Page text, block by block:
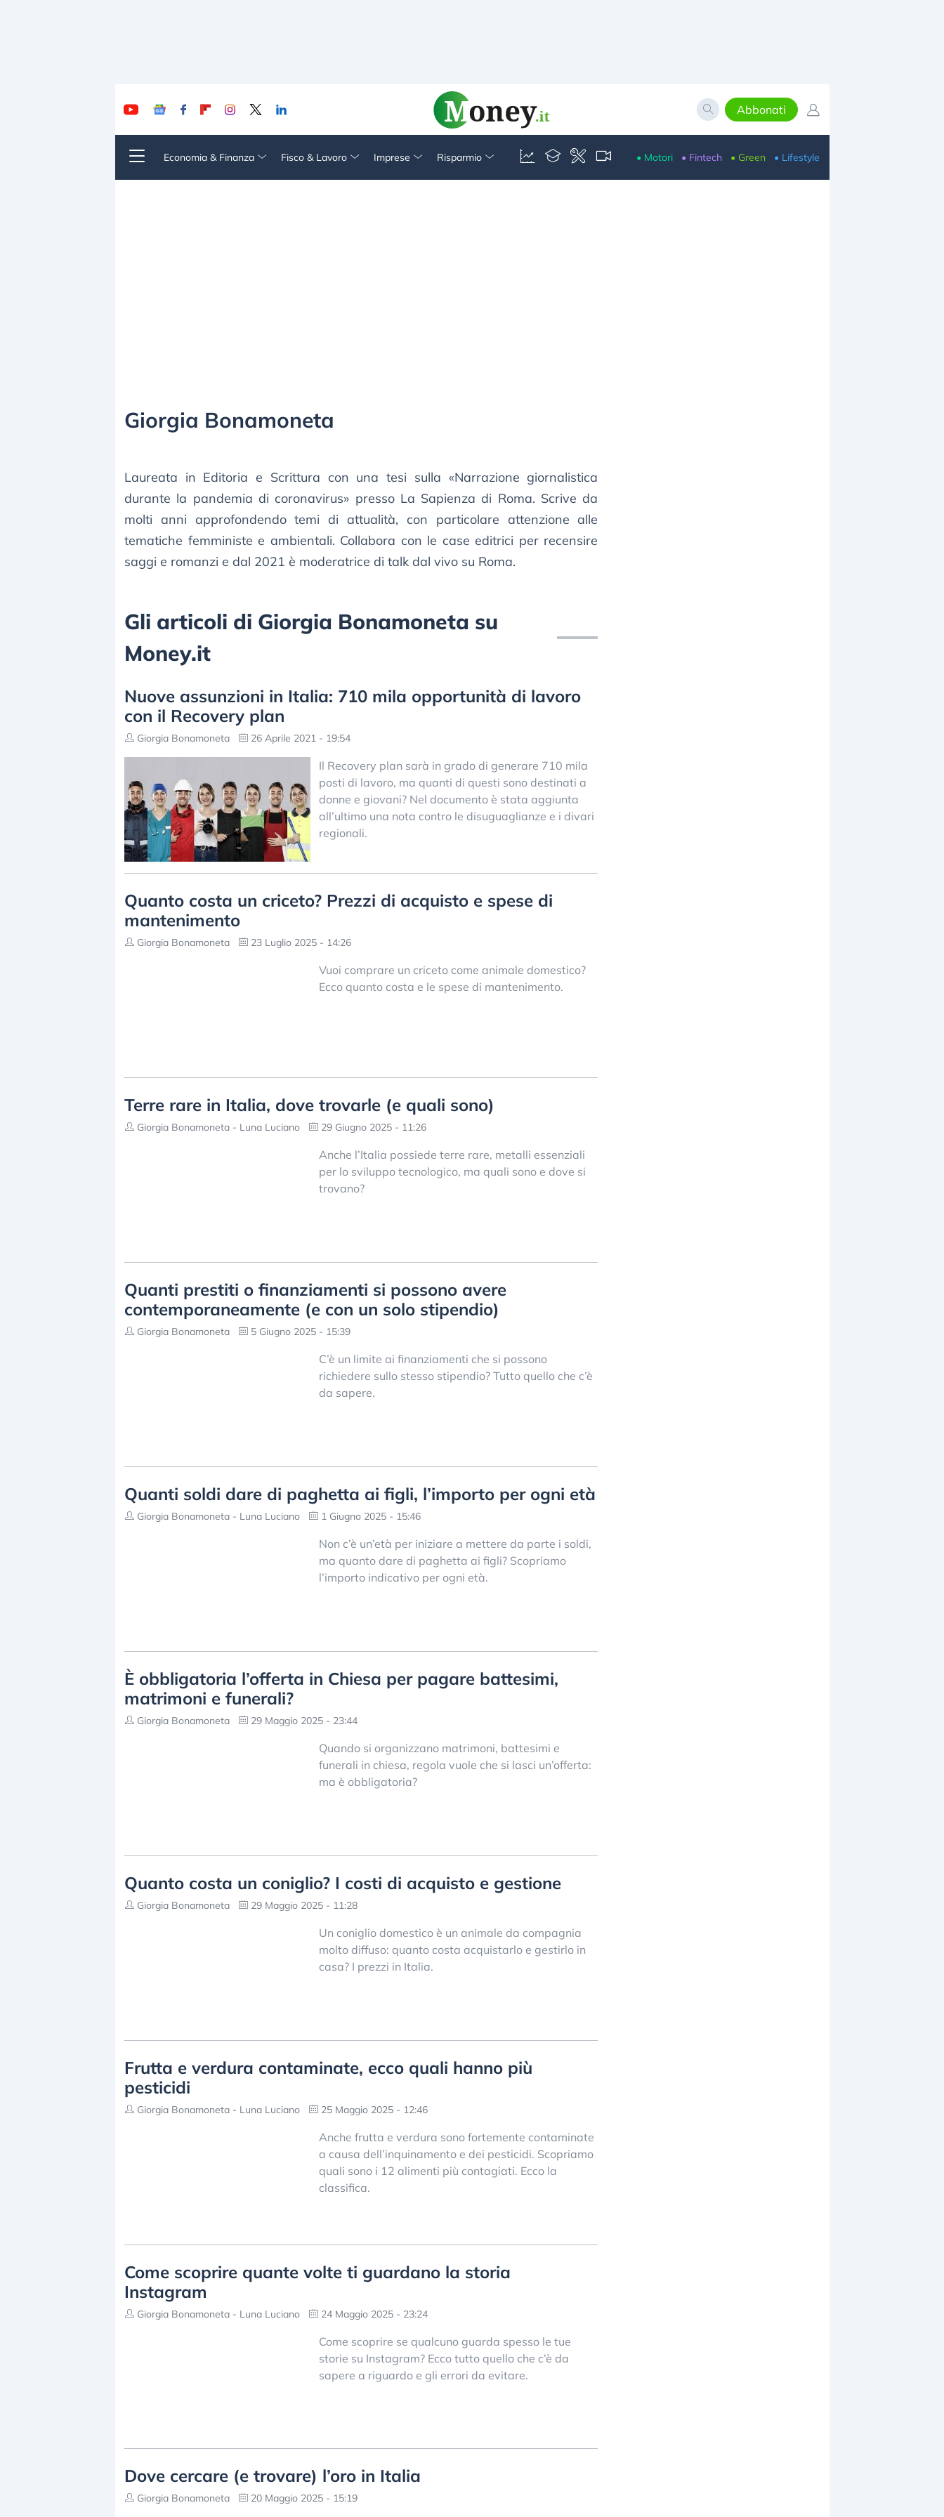
Abbonati
Economia & Finanza Fisco & Lavoro Imprese Risparmio • Motori • Fintech • Green • Lifestyle
Giorgia Bonamoneta
Laureata in Editoria e Scrittura con una tesi sulla «Narrazione giornalistica
durante la pandemia di coronavirus» presso La Sapienza di Roma. Scrive da
molti anni approfondendo temi di attualità, con particolare attenzione alle
tematiche femministe e ambientali. Collabora con le case editrici per recensire
saggi e romanzi e dal 2021 è moderatrice di talk dal vivo su Roma.
Gli articoli di Giorgia Bonamoneta su
Money.it
Nuove assunzioni in Italia: 710 mila opportunità di lavoro
con il Recovery plan
Giorgia Bonamoneta 26 Aprile 2021 - 19:54
Il Recovery plan sarà in grado di generare 710 mila
posti di lavoro, ma quanti di questi sono destinati a
donne e giovani? Nel documento è stata aggiunta
all’ultimo una nota contro le disuguaglianze e i divari
regionali.
Quanto costa un criceto? Prezzi di acquisto e spese di
mantenimento
Giorgia Bonamoneta 23 Luglio 2025 - 14:26
Vuoi comprare un criceto come animale domestico?
Ecco quanto costa e le spese di mantenimento.
Terre rare in Italia, dove trovarle (e quali sono)
Giorgia Bonamoneta - Luna Luciano 29 Giugno 2025 - 11:26
Anche l’Italia possiede terre rare, metalli essenziali
per lo sviluppo tecnologico, ma quali sono e dove si
trovano?
Quanti prestiti o finanziamenti si possono avere
contemporaneamente (e con un solo stipendio)
Giorgia Bonamoneta 5 Giugno 2025 - 15:39
C’è un limite ai finanziamenti che si possono
richiedere sullo stesso stipendio? Tutto quello che c’è
da sapere.
Quanti soldi dare di paghetta ai figli, l’importo per ogni età
Giorgia Bonamoneta - Luna Luciano 1 Giugno 2025 - 15:46
Non c’è un’età per iniziare a mettere da parte i soldi,
ma quanto dare di paghetta ai figli? Scopriamo
l’importo indicativo per ogni età.
È obbligatoria l’offerta in Chiesa per pagare battesimi,
matrimoni e funerali?
Giorgia Bonamoneta 29 Maggio 2025 - 23:44
Quando si organizzano matrimoni, battesimi e
funerali in chiesa, regola vuole che si lasci un’offerta:
ma è obbligatoria?
Quanto costa un coniglio? I costi di acquisto e gestione
Giorgia Bonamoneta 29 Maggio 2025 - 11:28
Un coniglio domestico è un animale da compagnia
molto diffuso: quanto costa acquistarlo e gestirlo in
casa? I prezzi in Italia.
Frutta e verdura contaminate, ecco quali hanno più
pesticidi
Giorgia Bonamoneta - Luna Luciano 25 Maggio 2025 - 12:46
Anche frutta e verdura sono fortemente contaminate
a causa dell’inquinamento e dei pesticidi. Scopriamo
quali sono i 12 alimenti più contagiati. Ecco la
classifica.
Come scoprire quante volte ti guardano la storia
Instagram
Giorgia Bonamoneta - Luna Luciano 24 Maggio 2025 - 23:24
Come scoprire se qualcuno guarda spesso le tue
storie su Instagram? Ecco tutto quello che c’è da
sapere a riguardo e gli errori da evitare.
Dove cercare (e trovare) l’oro in Italia
Giorgia Bonamoneta 20 Maggio 2025 - 15:19